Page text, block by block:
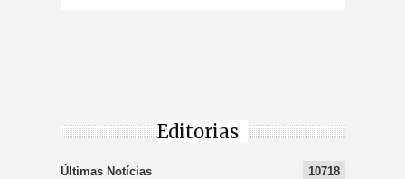
Editorias
Últimas Notícias 10718